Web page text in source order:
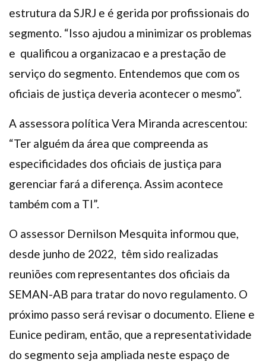
estrutura da SJRJ e é gerida por profissionais do
segmento. “Isso ajudou a minimizar os problemas
e qualificou a organizacao e a prestação de
serviço do segmento. Entendemos que com os
oficiais de justiça deveria acontecer o mesmo”.
A assessora política Vera Miranda acrescentou:
“Ter alguém da área que compreenda as
especificidades dos oficiais de justiça para
gerenciar fará a diferença. Assim acontece
também com a TI”.
O assessor Dernilson Mesquita informou que,
desde junho de 2022, têm sido realizadas
reuniões com representantes dos oficiais da
SEMAN-AB para tratar do novo regulamento. O
próximo passo será revisar o documento. Eliene e
Eunice pediram, então, que a representatividade
do segmento seja ampliada neste espaço de